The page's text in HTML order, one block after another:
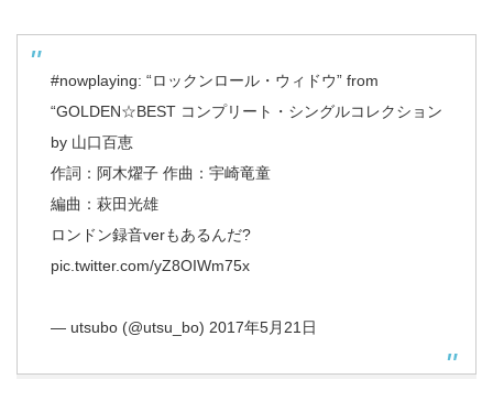
#nowplaying: “ロックンロール・ウィドウ” from
“GOLDEN☆BEST コンプリート・シングルコレクション
by 山口百恵
作詞：阿木燿子 作曲：宇崎竜童
編曲：萩田光雄
ロンドン録音verもあるんだ?
pic.twitter.com/yZ8OIWm75x
— utsubo (@utsu_bo) 2017年5月21日